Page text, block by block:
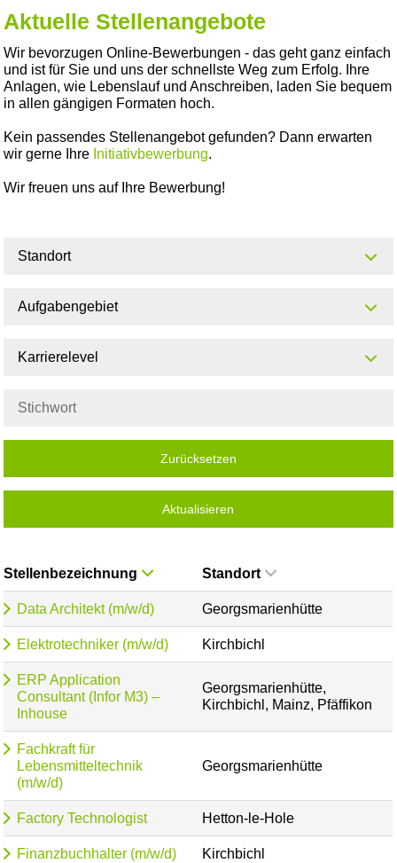
Aktuelle Stellenangebote
Wir bevorzugen Online-Bewerbungen - das geht ganz einfach
und ist für Sie und uns der schnellste Weg zum Erfolg. Ihre
Anlagen, wie Lebenslauf und Anschreiben, laden Sie bequem
in allen gängigen Formaten hoch.
Kein passendes Stellenangebot gefunden? Dann erwarten
wir gerne Ihre Initiativbewerbung.
Wir freuen uns auf Ihre Bewerbung!
Standort
Aufgabengebiet
Karrierelevel
Zurücksetzen
Aktualisieren
Stellenbezeichnung Standort
Data Architekt (m/w/d) Georgsmarienhütte
Elektrotechniker (m/w/d) Kirchbichl
ERP Application
Consultant (Infor M3) –
Inhouse
Georgsmarienhütte,
Kirchbichl, Mainz, Pfäffikon
Fachkraft für
Lebensmitteltechnik
(m/w/d)
Georgsmarienhütte
Factory Technologist Hetton-le-Hole
Finanzbuchhalter (m/w/d) Kirchbichl